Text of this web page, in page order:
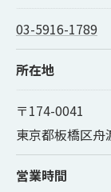
03-5916-1789
所在地
〒174-0041
東京都板橋区舟
営業時間